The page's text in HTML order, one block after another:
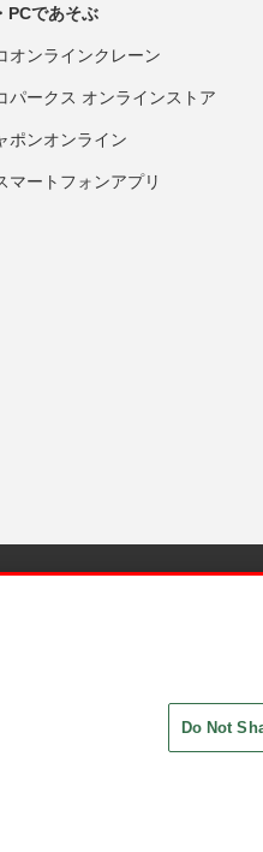
PCであそぶ
オンラインクレーン
パークス オンラインストア
ポンオンライン
マートフォンアプリ
Do Not